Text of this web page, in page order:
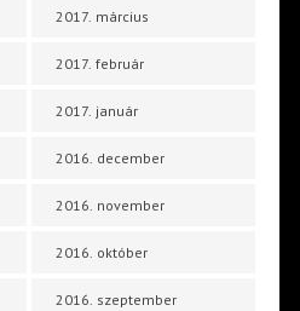
2017. március
2017. február
2017. január
2016. december
2016. november
2016. október
2016. szeptember